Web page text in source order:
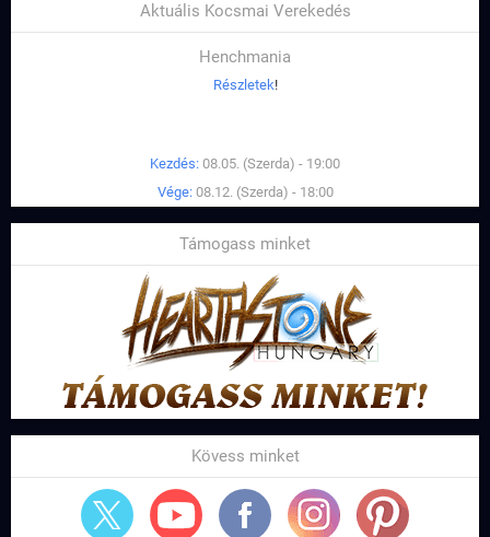
Aktuális Kocsmai Verekedés
Henchmania
Részletek!
Kezdés: 08.05. (Szerda) - 19:00
Vége: 08.12. (Szerda) - 18:00
Támogass minket
Kövess minket